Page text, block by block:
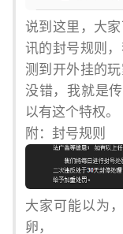
说到这里，大
讯的封号规则
测到开外挂的
没错，我就是
以有这个特权。
附：封号规则
大家可能以为
卵，